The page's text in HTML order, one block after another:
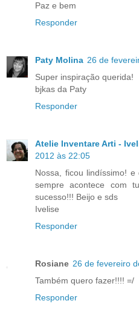
Paz e bem
Responder
Paty Molina 26 de
Super inspiração querida!
bjkas da Paty
Responder
Atelie Inventare Arti -
2012 às 22:05
Nossa, ficou lindíssimo!
sempre acontece com
sucesso!!! Beijo e sds
Ivelise
Responder
Rosiane 26 de fevereiro
Também quero fazer!!!! =/
Responder